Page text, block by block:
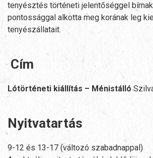
tenyésztés történeti jelentőséggel
pontossággal alkotta meg korának leg
tenyészállatait.
Cím
Lótörténeti kiállítás – Ménistálló
Nyitvatartás
9-12 és 13-17 (változó szabadnappal)